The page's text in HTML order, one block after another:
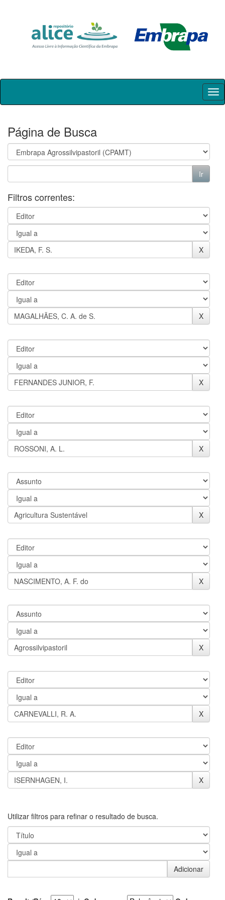
Skip
Página de Busca
Filtros correntes:
Utilizar filtros para refinar o resultado de busca.